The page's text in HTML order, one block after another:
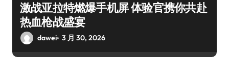
激战亚拉特燃爆手机屏 体验官携你共赴
热血枪战盛宴
dawei 3 月 30, 2026